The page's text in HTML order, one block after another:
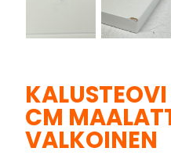
CM
VALKOINEN